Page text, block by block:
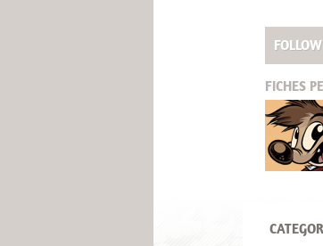
FICHES
Titash